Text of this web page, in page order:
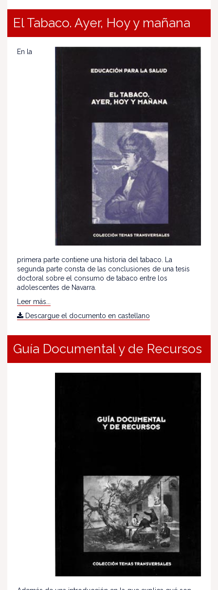
El Tabaco. Ayer, Hoy y mañana
En la
primera parte contiene una historia del tabaco. La
segunda parte consta de las conclusiones de una tesis
doctoral sobre el consumo de tabaco entre los
adolescentes de Navarra.
Leer más...
Descargue el documento en castellano
Guía Documental y de Recursos